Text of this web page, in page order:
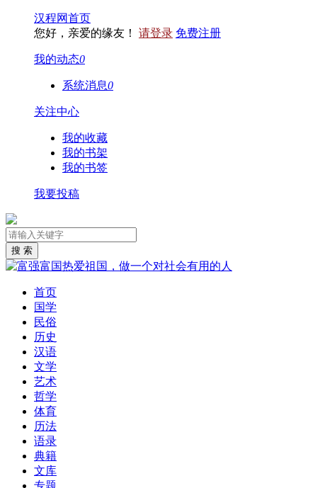
汉程网首页
您好，亲爱的缘友！ 请登录 免费注册
我的动态0
系统消息0
关注中心
我的收藏
我的书架
我的书签
我要投稿
首页
国学
民俗
历史
汉语
文学
艺术
哲学
体育
历法
语录
典籍
文库
专题